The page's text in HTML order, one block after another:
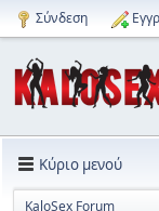
Σύνδεση
Κύριο μενού
KaloSex Forum